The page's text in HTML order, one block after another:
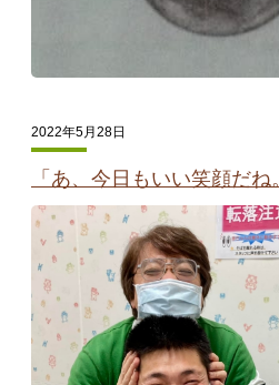
2022年5月28日
「あ、今日もいい笑顔だね